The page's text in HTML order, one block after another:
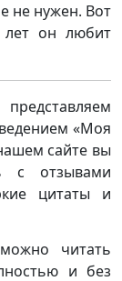
не нужен. Вот
лет он любит
«Моя
сайте вы
с отзывами
цитаты и
читать
и без